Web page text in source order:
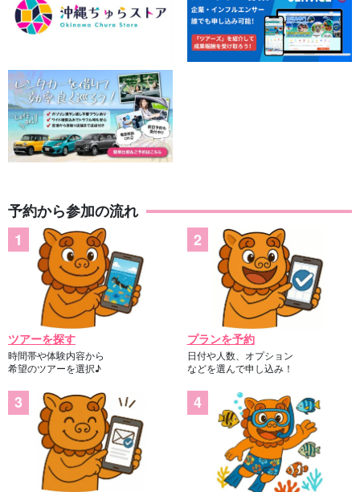
予約から参加の流れ
ツアーを探す
時間帯や体験内容から
希望のツアーを選択♪
プランを予約
日付や人数、オプション
などを選んで申し込み！